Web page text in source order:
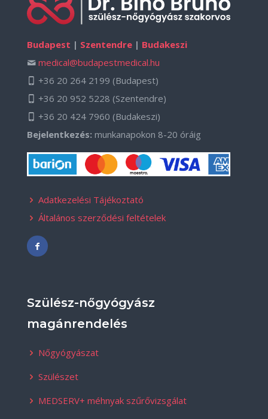
Budapest | Szentendre | Budakeszi
medical@budapestmedical.hu
+36 20 264 2199 (Budapest)
+36 20 952 5228 (Szentendre)
+36 20 424 7960 (Budakeszi)
Bejelentkezés: munkanapokon 8-20 óráig
Adatkezelési Tájékoztató
Általános szerződési feltételek
Szülész-nőgyógyász
magánrendelés
Nőgyógyászat
Szülészet
MEDSERV+ méhnyak szűrővizsgálat